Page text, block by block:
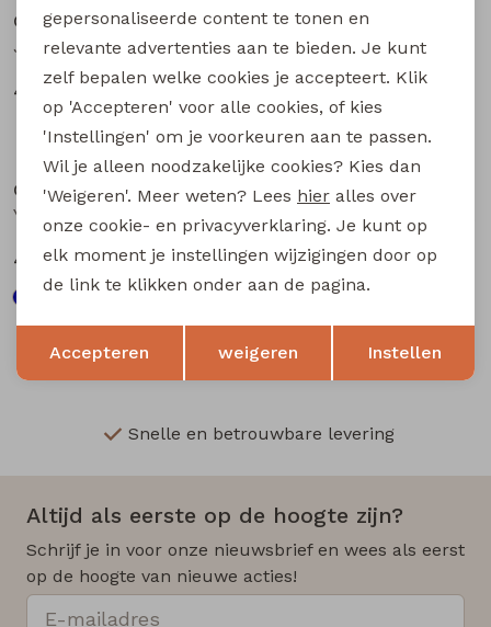
CARS jeans & casuals
Jorym heren buiten jack army groen
40,00
79,99
CARS jeans & casuals
40,00
79,99
Sale
CARS jeans & casuals
40,00
79,99
CARS jeans & casuals
40,00 79,99
Snelle en betrouwbare levering
Altijd als eerste op de hoogte zijn?
Schrijf je in voor onze nieuwsbrief en wees als eerst
op de hoogte van nieuwe acties!
Terug Opslaan
gepersonaliseerde content te tonen en
relevante advertenties aan te bieden. Je kunt
zelf bepalen welke cookies je accepteert. Klik
op 'Accepteren' voor alle cookies, of kies
'Instellingen' om je voorkeuren aan te passen.
Wil je alleen noodzakelijke cookies? Kies dan
'Weigeren'. Meer weten? Lees hier alles over
onze cookie- en privacyverklaring. Je kunt op
elk moment je instellingen wijzigingen door op
de link te klikken onder aan de pagina.
Accepteren weigeren Instellen